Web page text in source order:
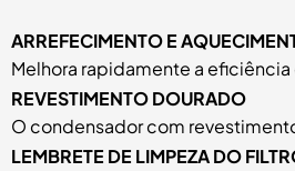
ARREFECIMENTO E
Melhora rapidamente a
REVESTIMENTO DOURADO
O condensador com
LEMBRETE DE LIMPEZA DO